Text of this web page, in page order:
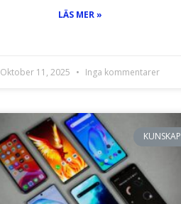
LÄS MER »
Oktober 11, 2025 Inga kommentarer
KUNSKAP